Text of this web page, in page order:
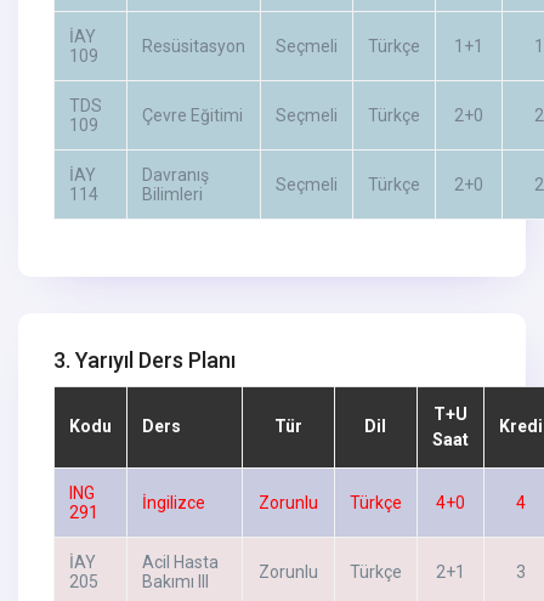
İAY
109
Resüsitasyon Seçmeli Türkçe 1+1 1
TDS
109
Çevre Eğitimi Seçmeli Türkçe 2+0 2
İAY
114
Davranış
Bilimleri
Seçmeli Türkçe 2+0 2
3. Yarıyıl Ders Planı
Kodu Ders Tür Dil
T+U
Saat
Kredi
ING
291
İngilizce Zorunlu Türkçe 4+0 4
İAY
205
Acil Hasta
Bakımı III
Zorunlu Türkçe 2+1 3